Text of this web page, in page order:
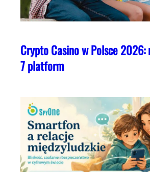
Crypto Casino w Polsce
7 platform